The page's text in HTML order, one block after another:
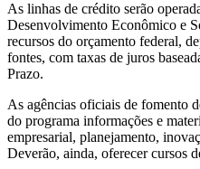
As linhas de crédito serão
Desenvolvimento Econômico e
recursos do orçamento federal,
fontes, com taxas de juros
Prazo.
As agências oficiais de fomento
do programa informações e
empresarial, planejamento,
Deverão, ainda, oferecer cursos